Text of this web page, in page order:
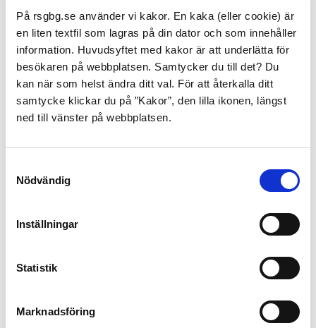
På rsgbg.se använder vi kakor. En kaka (eller cookie) är
en liten textfil som lagras på din dator och som innehåller
information. Huvudsyftet med kakor är att underlätta för
besökaren på webbplatsen. Samtycker du till det? Du
kan när som helst ändra ditt val. För att återkalla ditt
samtycke klickar du på ”Kakor”, den lilla ikonen, längst
ned till vänster på webbplatsen.
Nödvändig
Inställningar
Statistik
Marknadsföring
Om ja; vilket larm-ID/systemnummer har
anläggningen
Övriga upplysningar
E-postadress